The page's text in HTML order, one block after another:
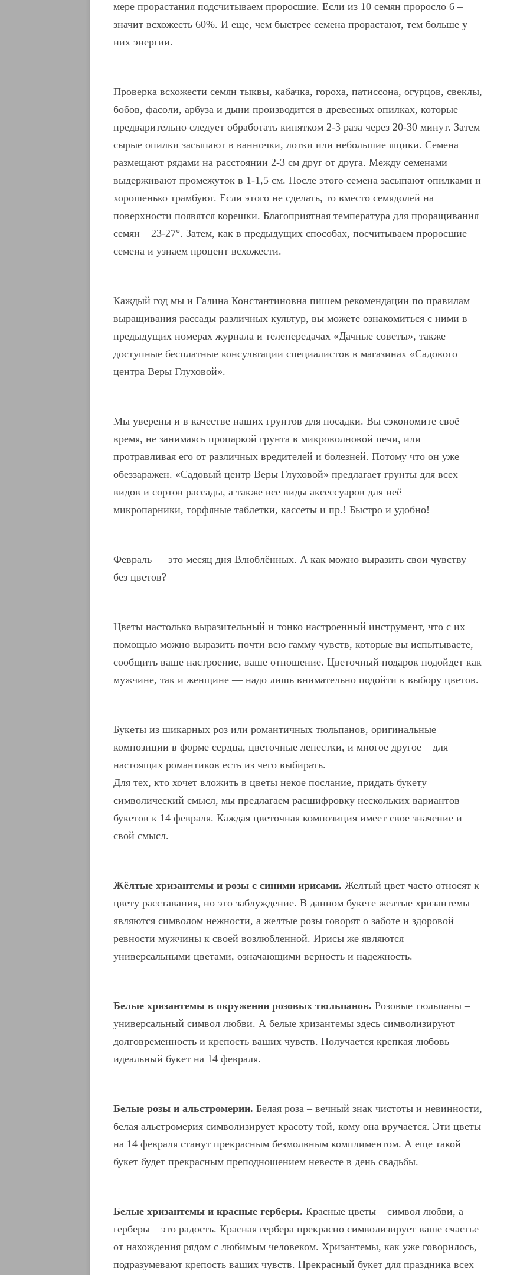
мере прорастания подсчитываем проросшие. Если из 10 семян проросло 6 –
значит всхожесть 60%. И еще, чем быстрее семена прорастают, тем больше у
них энергии.
Проверка всхожести семян тыквы, кабачка, гороха, патиссона, огурцов, свеклы,
бобов, фасоли, арбуза и дыни производится в древесных опилках, которые
предварительно следует обработать кипятком 2-3 раза через 20-30 минут. Затем
сырые опилки засыпают в ванночки, лотки или небольшие ящики. Семена
размещают рядами на расстоянии 2-3 см друг от друга. Между семенами
выдерживают промежуток в 1-1,5 см. После этого семена засыпают опилками и
хорошенько трамбуют. Если этого не сделать, то вместо семядолей на
поверхности появятся корешки. Благоприятная температура для проращивания
семян – 23-27°. Затем, как в предыдущих способах, посчитываем проросшие
семена и узнаем процент всхожести.
Каждый год мы и Галина Константиновна пишем рекомендации по правилам
выращивания рассады различных культур, вы можете ознакомиться с ними в
предыдущих номерах журнала и телепередачах «Дачные советы», также
доступные бесплатные консультации специалистов в магазинах «Садового
центра Веры Глуховой».
Мы уверены и в качестве наших грунтов для посадки. Вы сэкономите своё
время, не занимаясь пропаркой грунта в микроволновой печи, или
протравливая его от различных вредителей и болезней. Потому что он уже
обеззаражен. «Садовый центр Веры Глуховой» предлагает грунты для всех
видов и сортов рассады, а также все виды аксессуаров для неё —
микропарники, торфяные таблетки, кассеты и пр.! Быстро и удобно!
Февраль — это месяц дня Влюблённых. А как можно выразить свои чувству
без цветов?
Цветы настолько выразительный и тонко настроенный инструмент, что с их
помощью можно выразить почти всю гамму чувств, которые вы испытываете,
сообщить ваше настроение, ваше отношение. Цветочный подарок подойдет как
мужчине, так и женщине — надо лишь внимательно подойти к выбору цветов.
Букеты из шикарных роз или романтичных тюльпанов, оригинальные
композиции в форме сердца, цветочные лепестки, и многое другое – для
настоящих романтиков есть из чего выбирать.
Для тех, кто хочет вложить в цветы некое послание, придать букету
символический смысл, мы предлагаем расшифровку нескольких вариантов
букетов к 14 февраля. Каждая цветочная композиция имеет свое значение и
свой смысл.
Жёлтые хризантемы и розы с синими ирисами. Желтый цвет часто относят к
цвету расставания, но это заблуждение. В данном букете желтые хризантемы
являются символом нежности, а желтые розы говорят о заботе и здоровой
ревности мужчины к своей возлюбленной. Ирисы же являются
универсальными цветами, означающими верность и надежность.
Белые хризантемы в окружении розовых тюльпанов. Розовые тюльпаны –
универсальный символ любви. А белые хризантемы здесь символизируют
долговременность и крепость ваших чувств. Получается крепкая любовь –
идеальный букет на 14 февраля.
Белые розы и альстромерии. Белая роза – вечный знак чистоты и невинности,
белая альстромерия символизирует красоту той, кому она вручается. Эти цветы
на 14 февраля станут прекрасным безмолвным комплиментом. А еще такой
букет будет прекрасным преподношением невесте в день свадьбы.
Белые хризантемы и красные герберы. Красные цветы – символ любви, а
герберы – это радость. Красная гербера прекрасно символизирует ваше счастье
от нахождения рядом с любимым человеком. Хризантемы, как уже говорилось,
подразумевают крепость ваших чувств. Прекрасный букет для праздника всех